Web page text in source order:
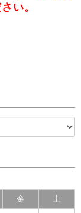
い。
金 土